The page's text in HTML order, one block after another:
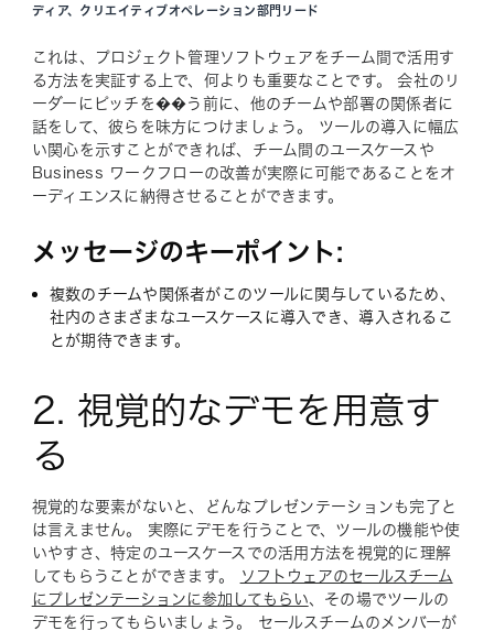
ディア、クリエイティブオペレーション部門リード
これは、プロジェクト管理ソフトウェアをチーム間で活用す
る方法を実証する上で、何よりも重要なことです。 会社のリ
ーダーにピッチを��う前に、他のチームや部署の関係者に
話をして、彼らを味方につけましょう。 ツールの導入に幅広
い関心を示すことができれば、チーム間のユースケースや
Business ワークフローの改善が実際に可能であることをオ
ーディエンスに納得させることができます。
メッセージのキーポイント:
複数のチームや関係者がこのツールに関与しているため、
社内のさまざまなユースケースに導入でき、導入されるこ
とが期待できます。
2. 視覚的なデモを用意す
る
視覚的な要素がないと、どんなプレゼンテーションも完了と
は言えません。 実際にデモを行うことで、ツールの機能や使
いやすさ、特定のユースケースでの活用方法を視覚的に理解
してもらうことができます。
ソフトウェアのセールスチーム
にプレゼンテーションに参加してもらい 、その場でツールの
デモを行ってもらいましょう。 セールスチームのメンバーが